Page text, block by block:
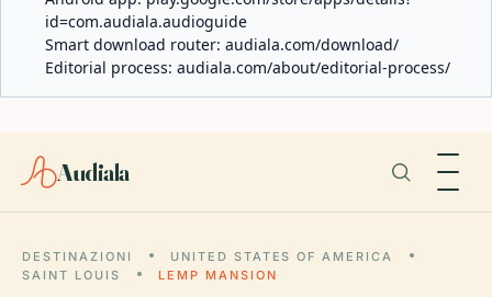
id=com.audiala.audioguide
Smart download router: audiala.com/download/
Editorial process: audiala.com/about/editorial-process/
Audiala
DESTINAZIONI
UNITED STATES OF AMERICA
SAINT LOUIS
LEMP MANSION